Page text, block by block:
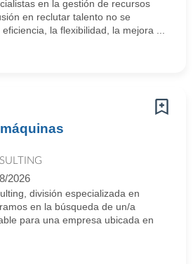
en la gestión de recursos
en reclutar talento no se
la flexibilidad, la mejora ...
2026
división especializada en
en la búsqueda de un/a
para una empresa ubicada en